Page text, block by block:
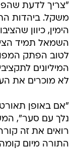
"צריך לדעת
משקל. ביהדות
הימין, כיוון
השמאל תמיד
לטוב הפתק
המיליונים
לא מוכרים את
"אם באופן
נלך עם סער",
רואים את זה
התורה מיום